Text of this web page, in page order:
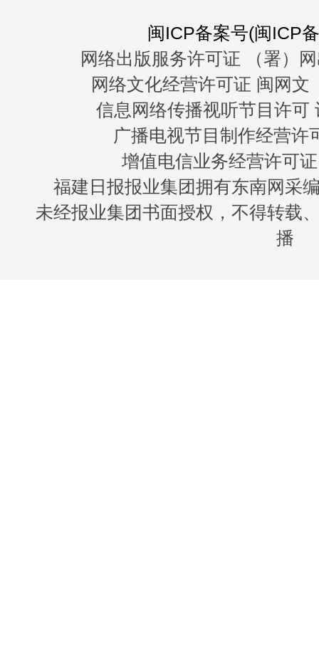
闽ICP备案号(闽ICP
网络出版服务许可证 （署）
网络文化经营许可证 闽网文
信息网络传播视听节目许可
广播电视节目制作经营许
增值电信业务经营许可
福建日报报业集团拥有东南网采
未经报业集团书面授权，不得转载
播